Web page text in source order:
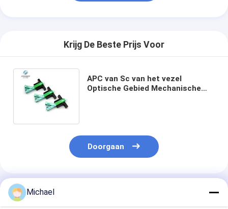
Krijg De Beste Prijs Voor
APC van Sc van het vezel
Optische Gebied Mechanische
Doorgaan
Geadviseerde Producten
Michael